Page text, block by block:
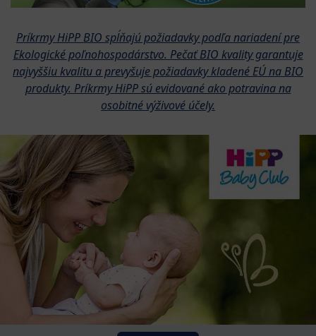
Príkrmy HiPP BIO spĺňajú požiadavky podľa nariadení pre
Ekologické poľnohospodárstvo. Pečať BIO kvality garantuje
najvyššiu kvalitu a prevyšuje požiadavky kladené EÚ na BIO
produkty. Príkrmy HiPP sú evidované ako potravina na
osobitné výživové účely.